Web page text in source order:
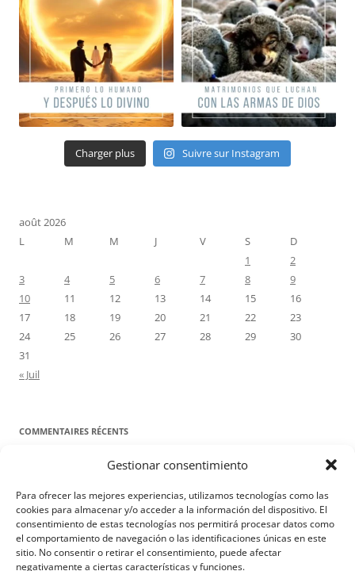
Gestionar consentimiento
Para ofrecer las mejores experiencias, utilizamos tecnologías como las
cookies para almacenar y/o acceder a la información del dispositivo. El
consentimiento de estas tecnologías nos permitirá procesar datos como
el comportamiento de navegación o las identificaciones únicas en este
sitio. No consentir o retirar el consentimiento, puede afectar
negativamente a ciertas características y funciones.
Charger plus Suivre sur Instagram
août 2026
L
M M J V S
D
1
2
3
4 5 6 7 8
9
10
11 12 13 14 15
16
17
18 19 20 21 22
23
24
25 26 27 28 29
30
31
« Juil
COMMENTAIRES RÉCENTS
Proyecto Amor ConyugaldansContre toute attente. Commentaire
pour les époux : Luc 12, 8-12
Manuel MirallesdansContre toute attente. Commentaire pour les
époux : Luc 12, 8-12